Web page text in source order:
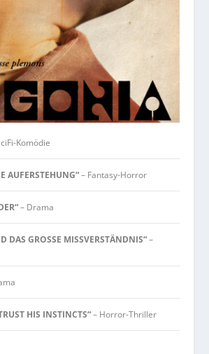
Komödie
AUFERSTEHUNG“– Fantasy-Horror
– Drama
DAS GROSSE MISSVERSTÄNDNIS“–
HIS INSTINCTS“– Horror-Thriller